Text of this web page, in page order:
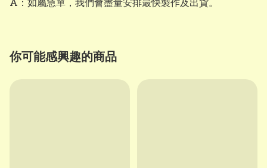
A：如屬急單，我們會盡量安排最快製作及出貨。
你可能感興趣的商品